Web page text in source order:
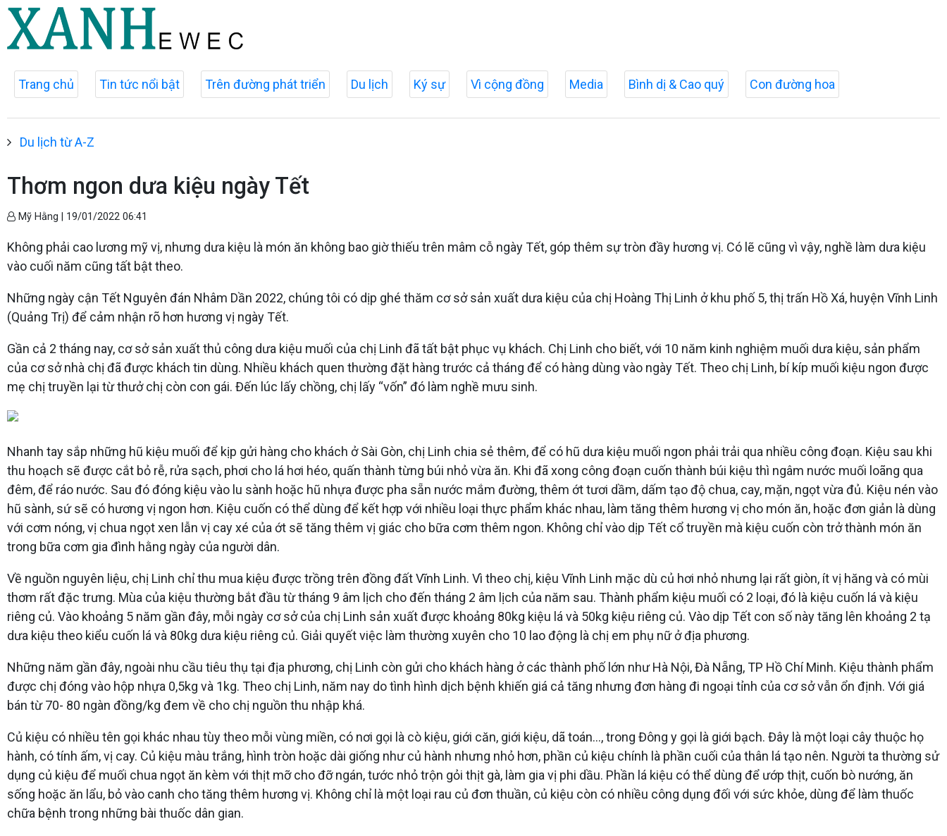
Trang chủ Tin tức nổi bật Trên đường phát triển Du lịch Ký sự Vì cộng đồng Media Bình dị & Cao quý Con đường hoa
Du lịch từ A-Z
Thơm ngon dưa kiệu ngày Tết
Mỹ Hằng | 19/01/2022 06:41
Không phải cao lương mỹ vị, nhưng dưa kiệu là món ăn không bao giờ thiếu trên mâm cỗ ngày Tết, góp thêm sự tròn đầy hương vị. Có lẽ cũng vì vậy, nghề làm dưa kiệu
vào cuối năm cũng tất bật theo.
Những ngày cận Tết Nguyên đán Nhâm Dần 2022, chúng tôi có dịp ghé thăm cơ sở sản xuất dưa kiệu của chị Hoàng Thị Linh ở khu phố 5, thị trấn Hồ Xá, huyện Vĩnh Linh
(Quảng Trị) để cảm nhận rõ hơn hương vị ngày Tết.
Gần cả 2 tháng nay, cơ sở sản xuất thủ công dưa kiệu muối của chị Linh đã tất bật phục vụ khách. Chị Linh cho biết, với 10 năm kinh nghiệm muối dưa kiệu, sản phẩm
của cơ sở nhà chị đã được khách tin dùng. Nhiều khách quen thường đặt hàng trước cả tháng để có hàng dùng vào ngày Tết. Theo chị Linh, bí kíp muối kiệu ngon được
mẹ chị truyền lại từ thưở chị còn con gái. Đến lúc lấy chồng, chị lấy “vốn” đó làm nghề mưu sinh.
Nhanh tay sắp những hũ kiệu muối để kịp gửi hàng cho khách ở Sài Gòn, chị Linh chia sẻ thêm, để có hũ dưa kiệu muối ngon phải trải qua nhiều công đoạn. Kiệu sau khi
thu hoạch sẽ được cắt bỏ rễ, rửa sạch, phơi cho lá hơi héo, quấn thành từng búi nhỏ vừa ăn. Khi đã xong công đoạn cuốn thành búi kiệu thì ngâm nước muối loãng qua
đêm, để ráo nước. Sau đó đóng kiệu vào lu sành hoặc hũ nhựa được pha sẵn nước mắm đường, thêm ớt tươi dầm, dấm tạo độ chua, cay, mặn, ngọt vừa đủ. Kiệu nén vào
hũ sành, sứ sẽ có hương vị ngon hơn. Kiệu cuốn có thể dùng để kết hợp với nhiều loại thực phẩm khác nhau, làm tăng thêm hương vị cho món ăn, hoặc đơn giản là dùng
với cơm nóng, vị chua ngọt xen lẫn vị cay xé của ớt sẽ tăng thêm vị giác cho bữa cơm thêm ngon. Không chỉ vào dịp Tết cổ truyền mà kiệu cuốn còn trở thành món ăn
trong bữa cơm gia đình hằng ngày của người dân.
Về nguồn nguyên liệu, chị Linh chỉ thu mua kiệu được trồng trên đồng đất Vĩnh Linh. Vì theo chị, kiệu Vĩnh Linh mặc dù củ hơi nhỏ nhưng lại rất giòn, ít vị hăng và có mùi
thơm rất đặc trưng. Mùa của kiệu thường bắt đầu từ tháng 9 âm lịch cho đến tháng 2 âm lịch của năm sau. Thành phẩm kiệu muối có 2 loại, đó là kiệu cuốn lá và kiệu
riêng củ. Vào khoảng 5 năm gần đây, mỗi ngày cơ sở của chị Linh sản xuất được khoảng 80kg kiệu lá và 50kg kiệu riêng củ. Vào dịp Tết con số này tăng lên khoảng 2 tạ
dưa kiệu theo kiểu cuốn lá và 80kg dưa kiệu riêng củ. Giải quyết việc làm thường xuyên cho 10 lao động là chị em phụ nữ ở địa phương.
Những năm gần đây, ngoài nhu cầu tiêu thụ tại địa phương, chị Linh còn gửi cho khách hàng ở các thành phố lớn như Hà Nội, Đà Nẵng, TP Hồ Chí Minh. Kiệu thành phẩm
được chị đóng vào hộp nhựa 0,5kg và 1kg. Theo chị Linh, năm nay do tình hình dịch bệnh khiến giá cả tăng nhưng đơn hàng đi ngoại tỉnh của cơ sở vẫn ổn định. Với giá
bán từ 70- 80 ngàn đồng/kg đem về cho chị nguồn thu nhập khá.
Củ kiệu có nhiều tên gọi khác nhau tùy theo mỗi vùng miền, có nơi gọi là cò kiệu, giới căn, giới kiệu, dã toán…, trong Đông y gọi là giới bạch. Đây là một loại cây thuộc họ
hành, có tính ấm, vị cay. Củ kiệu màu trắng, hình tròn hoặc dài giống như củ hành nhưng nhỏ hơn, phần củ kiệu chính là phần cuối của thân lá tạo nên. Người ta thường sử
dụng củ kiệu để muối chua ngọt ăn kèm với thịt mỡ cho đỡ ngán, tước nhỏ trộn gỏi thịt gà, làm gia vị phi dầu. Phần lá kiệu có thể dùng để ướp thịt, cuốn bò nướng, ăn
sống hoặc ăn lẩu, bỏ vào canh cho tăng thêm hương vị. Không chỉ là một loại rau củ đơn thuần, củ kiệu còn có nhiều công dụng đối với sức khỏe, dùng để làm thuốc
chữa bệnh trong những bài thuốc dân gian.